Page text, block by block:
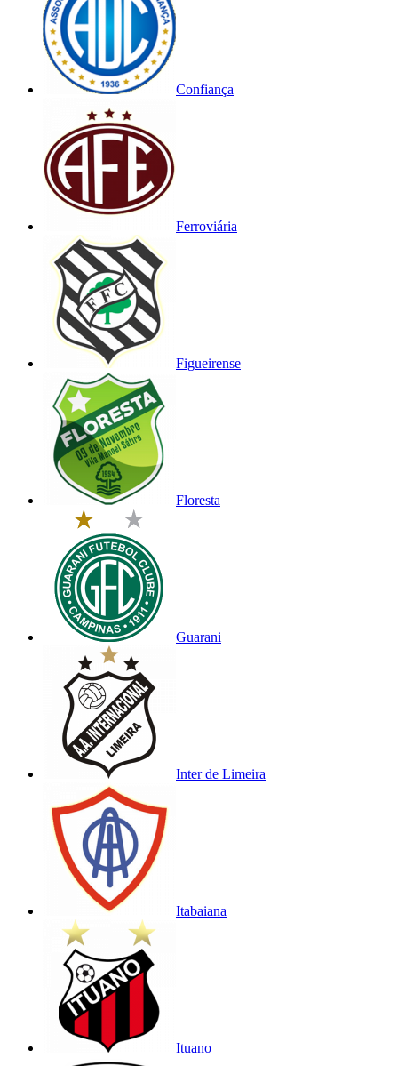
Confiança
Ferroviária
Figueirense
Floresta
Guarani
Inter de Limeira
Itabaiana
Ituano